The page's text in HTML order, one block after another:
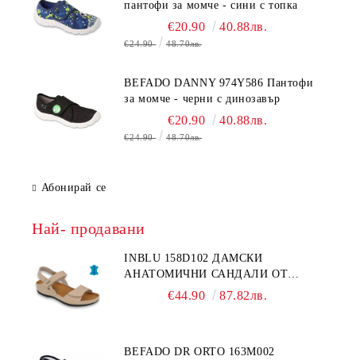
пантофи за момче - сини с топка
€20.90 40.88лв.
€24.90 48.70лв.
BEFADO DANNY 974Y586 Пантофи
за момче - черни с динозавър
€20.90 40.88лв.
€24.90 48.70лв.
Абонирай се
Най- продавани
INBLU 158D102 ДАМСКИ
АНАТОМИЧНИ САНДАЛИ ОТ
ЕСТЕСТВЕНА КОЖА, БЕЖОВИ
€44.90 87.82лв.
BEFADO DR ORTO 163M002